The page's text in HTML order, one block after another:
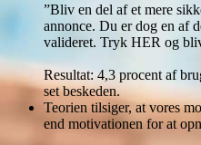
”Bliv en del af et mere
annonce. Du er dog en af
valideret. Tryk HER og
Resultat: 4,3 procent af
set beskeden.
Teorien tilsiger, at vores
end motivationen for at